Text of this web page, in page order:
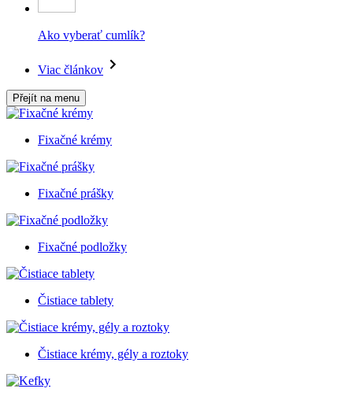
Ako vyberať cumlík?
Viac článkov
Přejít na menu
Fixačné krémy
Fixačné prášky
Fixačné podložky
Čistiace tablety
Čistiace krémy, gély a roztoky